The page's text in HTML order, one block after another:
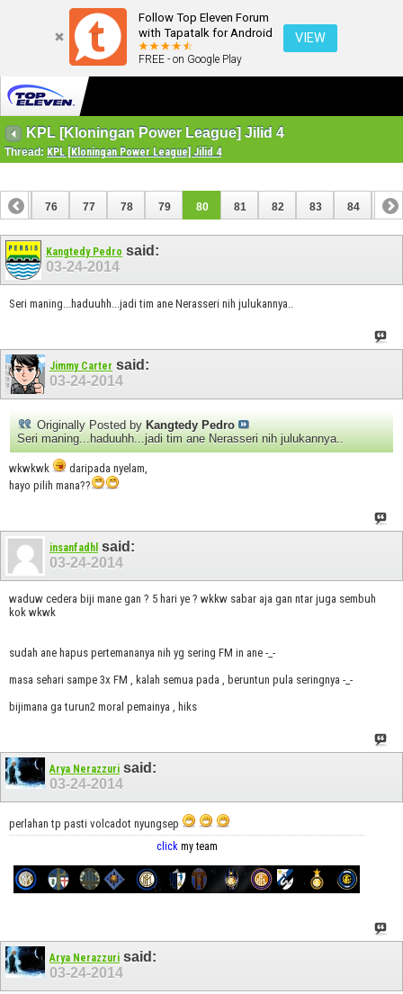
Follow Top Eleven Forum
with Tapatalk for Android
FREE - on Google Play
VIEW
KPL [Kloningan Power League] Jilid 4
Thread: KPL [Kloningan Power League] Jilid 4
75 76 77 78 79 80 81 82 83 84 85
95
Kangtedy Pedro said:
03-24-2014
Seri maning...haduuhh...jadi tim ane Nerasseri nih julukannya..
Jimmy Carter said:
03-24-2014
Originally Posted by Kangtedy Pedro
Seri maning...haduuhh...jadi tim ane Nerasseri nih julukannya..
wkwkwk
daripada nyelam,
hayo pilih mana??
insanfadhl said:
03-24-2014
waduw cedera biji mane gan ? 5 hari ye ? wkkw sabar aja gan ntar juga sembuh
kok wkwk
sudah ane hapus pertemananya nih yg sering FM in ane -_-
masa sehari sampe 3x FM , kalah semua pada , beruntun pula seringnya -_-
bijimana ga turun2 moral pemainya , hiks
Arya Nerazzuri said:
03-24-2014
perlahan tp pasti volcadot nyungsep
click my team
Arya Nerazzuri said:
03-24-2014